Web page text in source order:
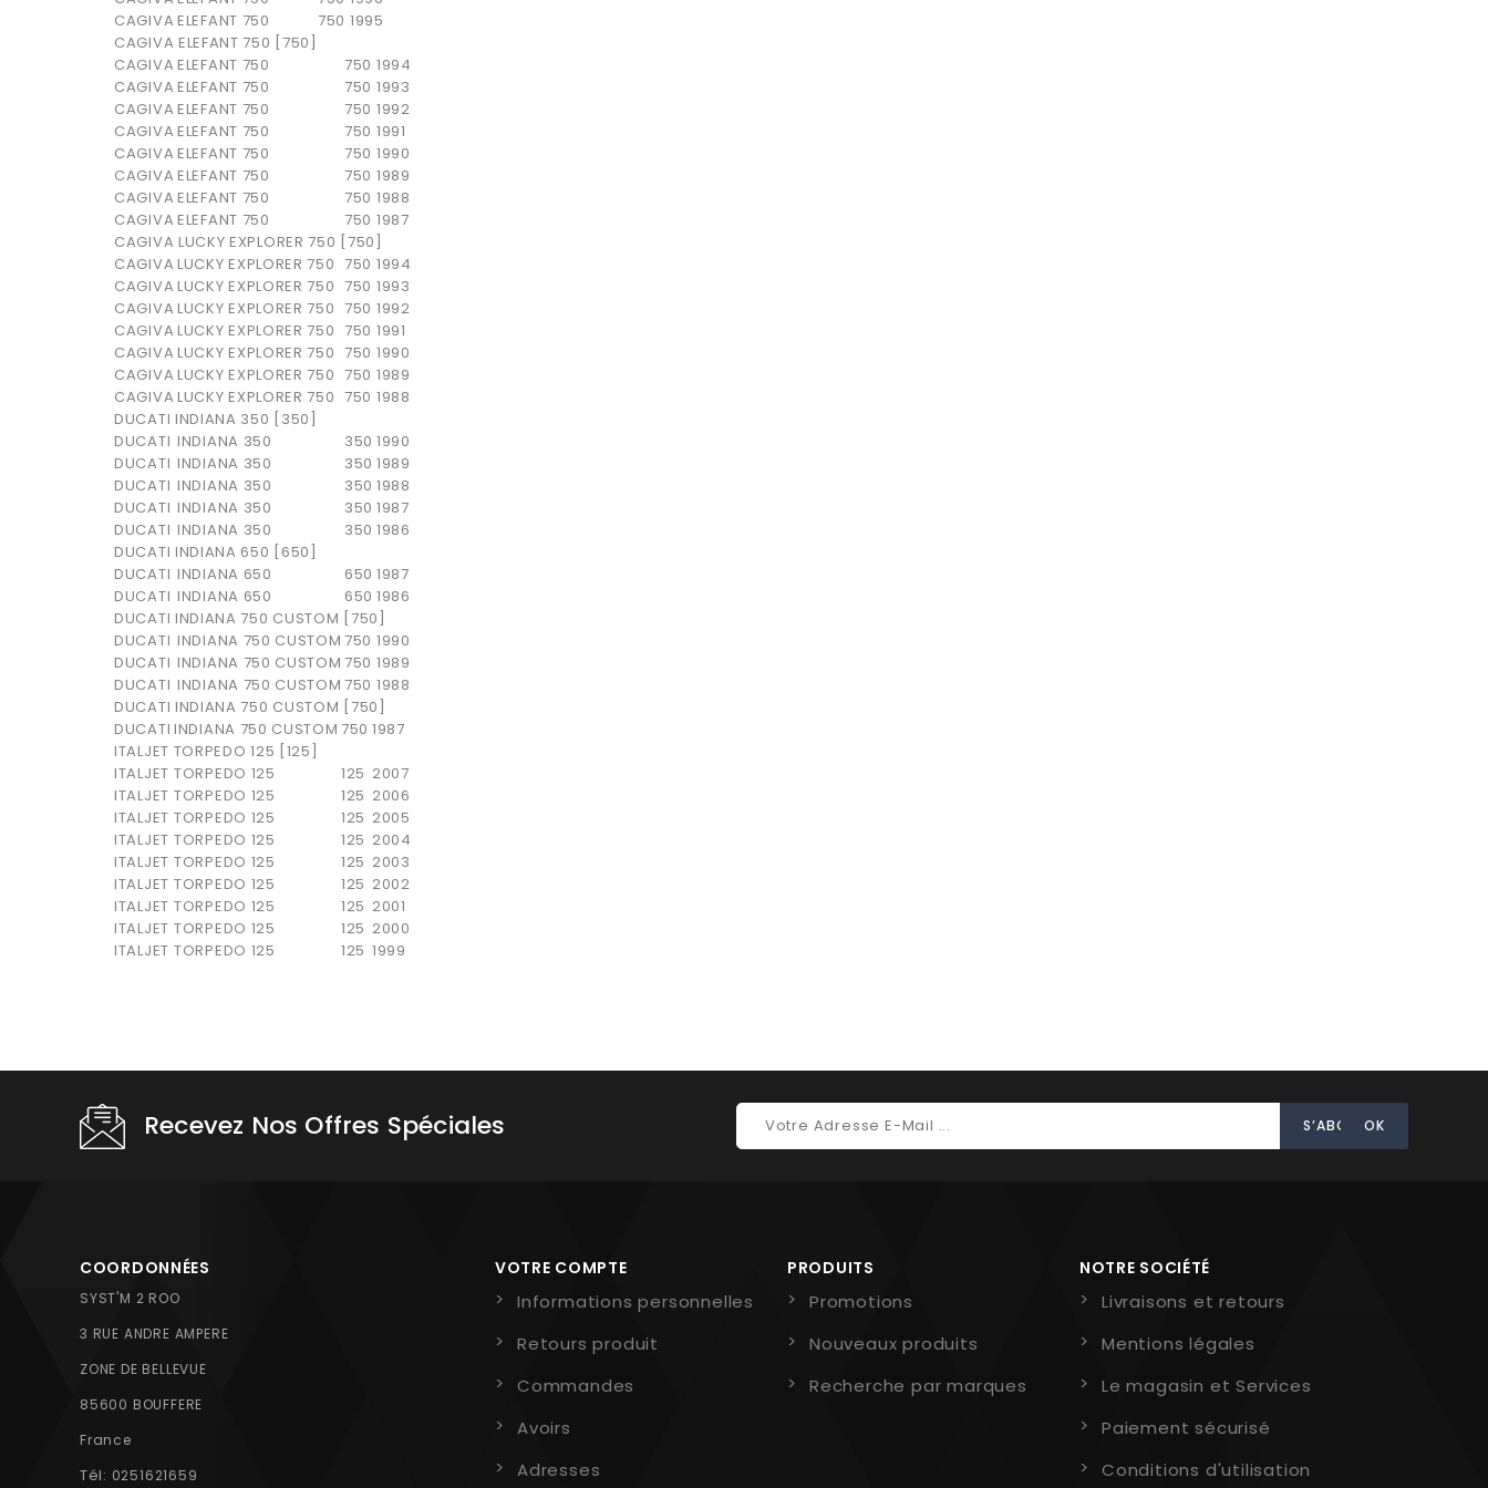
CAGIVA ELEFANT 750 750 1995
CAGIVA ELEFANT 750 [750]
CAGIVA ELEFANT 750 750 1994
CAGIVA ELEFANT 750 750 1993
CAGIVA ELEFANT 750 750 1992
CAGIVA ELEFANT 750 750 1991
CAGIVA ELEFANT 750 750 1990
CAGIVA ELEFANT 750 750 1989
CAGIVA ELEFANT 750 750 1988
CAGIVA ELEFANT 750 750 1987
CAGIVA LUCKY EXPLORER 750 [750]
CAGIVA LUCKY EXPLORER 750 750 1994
CAGIVA LUCKY EXPLORER 750 750 1993
CAGIVA LUCKY EXPLORER 750 750 1992
CAGIVA LUCKY EXPLORER 750 750 1991
CAGIVA LUCKY EXPLORER 750 750 1990
CAGIVA LUCKY EXPLORER 750 750 1989
CAGIVA LUCKY EXPLORER 750 750 1988
DUCATI INDIANA 350 [350]
DUCATI INDIANA 350 350 1990
DUCATI INDIANA 350 350 1989
DUCATI INDIANA 350 350 1988
DUCATI INDIANA 350 350 1987
DUCATI INDIANA 350 350 1986
DUCATI INDIANA 650 [650]
DUCATI INDIANA 650 650 1987
DUCATI INDIANA 650 650 1986
DUCATI INDIANA 750 CUSTOM [750]
DUCATI INDIANA 750 CUSTOM 750 1990
DUCATI INDIANA 750 CUSTOM 750 1989
DUCATI INDIANA 750 CUSTOM 750 1988
DUCATI INDIANA 750 CUSTOM [750]
DUCATI INDIANA 750 CUSTOM 750 1987
ITALJET TORPEDO 125 [125]
ITALJET TORPEDO 125 125 2007
ITALJET TORPEDO 125 125 2006
ITALJET TORPEDO 125 125 2005
ITALJET TORPEDO 125 125 2004
ITALJET TORPEDO 125 125 2003
ITALJET TORPEDO 125 125 2002
ITALJET TORPEDO 125 125 2001
ITALJET TORPEDO 125 125 2000
ITALJET TORPEDO 125 125 1999
Recevez Nos Offres Spéciales
COORDONNÉES
SYST'M 2 ROO
3 RUE ANDRE AMPERE
ZONE DE BELLEVUE
85600 BOUFFERE
France
Tél: 0251621659
VOTRE COMPTE
Informations personnelles
Retours produit
Commandes
Avoirs
Adresses
PRODUITS
Promotions
Nouveaux produits
Recherche par marques
NOTRE SOCIÉTÉ
Livraisons et retours
Mentions légales
Le magasin et Services
Paiement sécurisé
Conditions d'utilisation